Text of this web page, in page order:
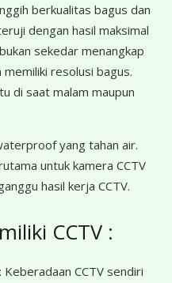
berkualitas bagus dan
dengan hasil maksimal
sekedar menangkap
resolusi bagus.
di saat malam maupun
yang tahan air.
untuk kamera CCTV
hasil kerja CCTV.
CCTV :
: Keberadaan CCTV sendiri